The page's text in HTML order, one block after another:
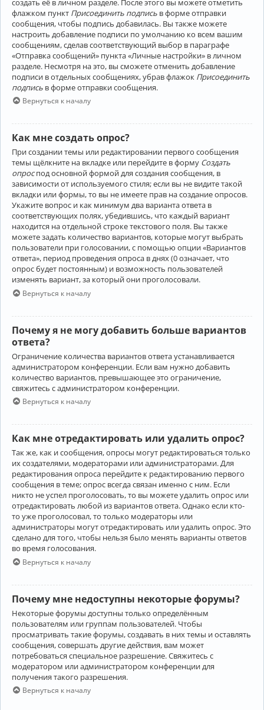
флажком пункт Присоединить подпись в форме отправки
сообщения, чтобы подпись добавилась. Вы также можете
настроить добавление подписи по умолчанию ко всем вашим
сообщениям, сделав соответствующий выбор в параграфе
«Отправка сообщений» пункта «Личные настройки» в личном
разделе. Несмотря на это, вы сможете отменить добавление
подписи в отдельных сообщениях, убрав флажок Присоединить
подпись в форме отправки сообщения.
Вернуться к началу
Как мне создать опрос?
При создании темы или редактировании первого сообщения
темы щёлкните на вкладке или перейдите в форму Создать
опроспод основной формой для создания сообщения, в
зависимости от используемого стиля; если вы не видите такой
вкладки или формы, то вы не имеете прав на создание опросов.
Укажите вопрос и как минимум два варианта ответа в
соответствующих полях, убедившись, что каждый вариант
находится на отдельной строке текстового поля. Вы также
можете задать количество вариантов, которые могут выбрать
пользователи при голосовании, с помощью опции «Вариантов
ответа», период проведения опроса в днях (0 означает, что
опрос будет постоянным) и возможность пользователей
изменять вариант, за который они проголосовали.
Вернуться к началу
Почему я не могу добавить больше вариантов
ответа?
Ограничение количества вариантов ответа устанавливается
администратором конференции. Если вам нужно добавить
количество вариантов, превышающее это ограничение,
свяжитесь с администратором конференции.
Вернуться к началу
Как мне отредактировать или удалить опрос?
Так же, как и сообщения, опросы могут редактироваться только
их создателями, модераторами или администраторами. Для
редактирования опроса перейдите к редактированию первого
сообщения в теме; опрос всегда связан именно с ним. Если
никто не успел проголосовать, то вы можете удалить опрос или
отредактировать любой из вариантов ответа. Однако если кто-
то уже проголосовал, то только модераторы или
администраторы могут отредактировать или удалить опрос. Это
сделано для того, чтобы нельзя было менять варианты ответов
во время голосования.
Вернуться к началу
Почему мне недоступны некоторые форумы?
Некоторые форумы доступны только определённым
пользователям или группам пользователей. Чтобы
просматривать такие форумы, создавать в них темы и оставлять
сообщения, совершать другие действия, вам может
потребоваться специальное разрешение. Свяжитесь с
модератором или администратором конференции для
получения такого разрешения.
Вернуться к началу